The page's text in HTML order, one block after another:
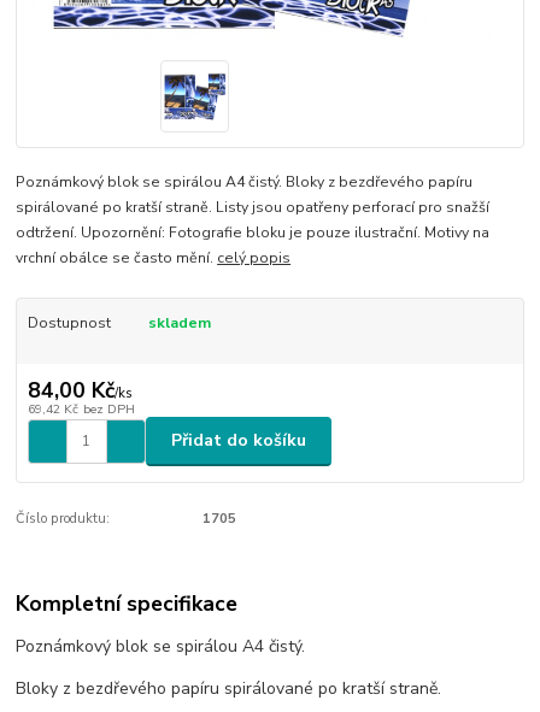
Poznámkový blok se spirálou A4 čistý. Bloky z bezdřevého papíru
spirálované po kratší straně. Listy jsou opatřeny perforací pro snažší
odtržení. Upozornění: Fotografie bloku je pouze ilustrační. Motivy na
vrchní obálce se často mění. celý popis
Dostupnost skladem
84,00 Kč/ks
69,42 Kč bez DPH
Přidat do košíku
Číslo produktu: 1705
Kompletní specifikace
Poznámkový blok se spirálou A4 čistý.
Bloky z bezdřevého papíru spirálované po kratší straně.